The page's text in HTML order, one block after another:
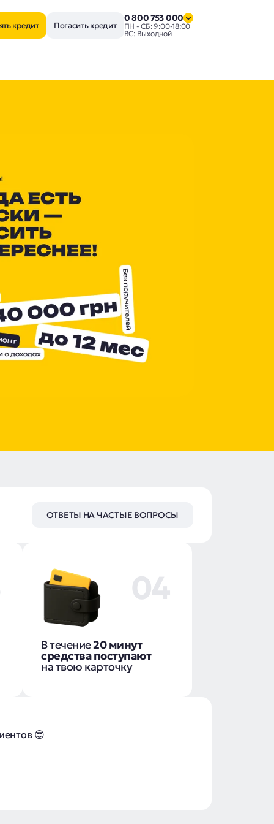
кредит Погасить кредит
0 800 753 000
ПН - СБ: 9:00-18:00
ВС: Выходной
ОТВЕТЫ НА ЧАСТЫЕ ВОПРОСЫ
04
В течение20 минут
средства поступают
на твою карточку
😎